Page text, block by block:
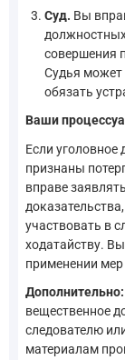
Суд. Вы
совершения
Судья может
обязать
Ваши
Если уголовное
признаны
вправе
участвовать в
ходатайству.
применении
Дополнительно:
вещественное
следователю
материалам